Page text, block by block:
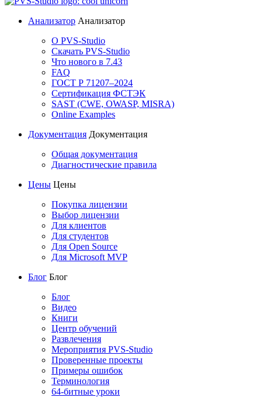
Анализатор Анализатор
О PVS-Studio
Скачать PVS-Studio
Что нового в 7.43
FAQ
ГОСТ Р 71207–2024
Сертификация ФСТЭК
SAST (CWE, OWASP, MISRA)
Online Examples
Документация Документация
Общая документация
Диагностические правила
Цены Цены
Покупка лицензии
Выбор лицензии
Для клиентов
Для студентов
Для Open Source
Для Microsoft MVP
Блог Блог
Блог
Видео
Книги
Центр обучений
Развлечения
Мероприятия PVS-Studio
Проверенные проекты
Примеры ошибок
Терминология
64-битные уроки